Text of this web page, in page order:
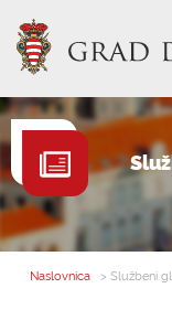
GRADONAČELNIK
Naslovnica > Službeni